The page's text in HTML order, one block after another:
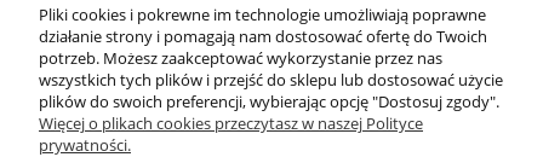
DO KOSZYKA
Pliki cookies i pokrewne im technologie umożliwiają poprawne
działanie strony i pomagają nam dostosować ofertę do Twoich
potrzeb. Możesz zaakceptować wykorzystanie przez nas
wszystkich tych plików i przejść do sklepu lub dostosować użycie
plików do swoich preferencji, wybierając opcję "Dostosuj zgody".
Więcej o plikach cookies przeczytasz w naszej Polityce
prywatności.